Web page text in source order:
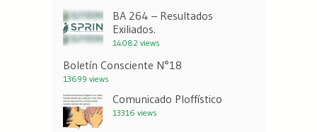
BA 264 – Resultados
Exiliados.
14082 views
Boletín Consciente N°18
13699 views
Comunicado Ploffístico
13316 views